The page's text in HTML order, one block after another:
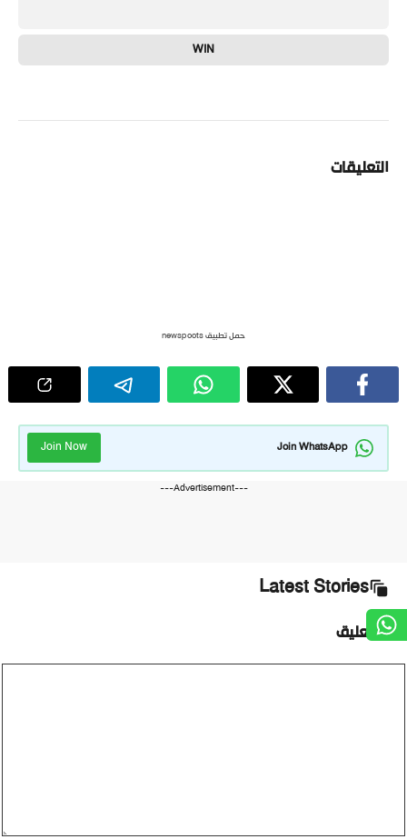
WIN
التعليقات
حمل تطبيق newspoots
Join WhatsApp
Join Now
---Advertisement---
Latest Stories
أضف تعليق